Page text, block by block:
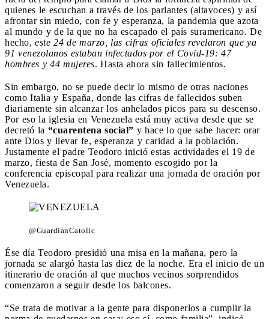
quienes le escuchan a través de los parlantes (altavoces) y así
afrontar sin miedo, con fe y esperanza, la pandemia que azota
al mundo y de la que no ha escapado el país suramericano. De
hecho, este 24 de marzo, las cifras oficiales revelaron que ya
91 venezolanos estaban infectados por el Covid-19: 47
hombres y 44 mujeres. Hasta ahora sin fallecimientos.
Sin embargo, no se puede decir lo mismo de otras naciones
como Italia y España, donde las cifras de fallecidos suben
diariamente sin alcanzar los anhelados picos para su descenso.
Por eso la iglesia en Venezuela está muy activa desde que se
decretó la “cuarentena social” y hace lo que sabe hacer: orar
ante Dios y llevar fe, esperanza y caridad a la población.
Justamente el padre Teodoro inició estas actividades el 19 de
marzo, fiesta de San José, momento escogido por la
conferencia episcopal para realizar una jornada de oración por
Venezuela.
@GuardianCatolic
Ése día Teodoro presidió una misa en la mañana, pero la
jornada se alargó hasta las diez de la noche. Era el inicio de un
itinerario de oración al que muchos vecinos sorprendidos
comenzaron a seguir desde los balcones.
“Se trata de motivar a la gente para disponerlos a cumplir la